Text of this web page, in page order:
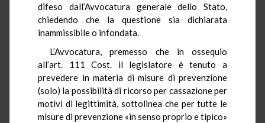
difeso dall’Avvocatura generale dello Stato,
chiedendo che la questione sia dichiarata
inammissibile o infondata.
L’Avvocatura, premesso che in ossequio
all’art. 111 Cost. il legislatore è tenuto a
prevedere in materia di misure di prevenzione
(solo) la possibilità di ricorso per cassazione per
motivi di legittimità, sottolinea che per tutte le
misure di prevenzione «in senso proprio e tipico»